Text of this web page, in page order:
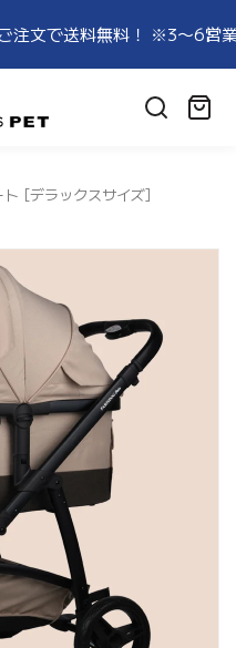
無料！ ※3〜6営業日でお届け
HARRYSPET
カ
ト [デラックスサイズ]